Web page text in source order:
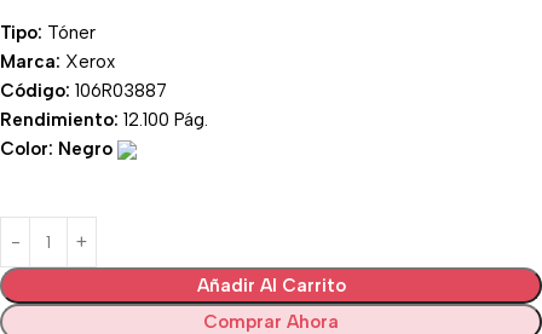
Tipo: Tóner
Marca: Xerox
Código: 106R03887
Rendimiento: 12.100 Pág.
Color: Negro
Añadir Al Carrito
Comprar Ahora